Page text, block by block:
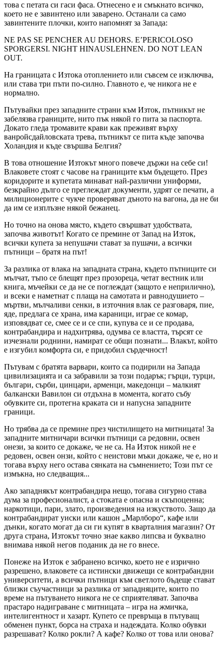
това с петата си гаси фаса. Отнесено е и смъкнато всичко,
което не е завинтено или заварено. Останали са само
завинтените плочки, които напомнят за Запада:
NE PAS SE PENCHER AU DEHORS. E’PERICOLOSO
SPORGERSI. NIGHT HINAUSLEHNEN. DO NOT LEAN
OUT.
На границата с Изтока отоплението или съвсем се изключва,
или става три пъти по-силно. Главното е, че никога не е
нормално.
Пътувайки през западните страни към Изток, пътникът не
забелязва границите, нито пък някой го пита за паспорта.
Докато гледа тромавите крави как преживят върху
ванройсдайловската трева, пътникът се пита къде започва
Холандия и къде свършва Белгия?
В това отношение Изтокът много повече държи на себе си!
Влаковете стоят с часове на границите към бъдещето. През
коридорите и купетата минават най-различни униформи,
безкрайно дълго се преглеждат документи, удрят се печати, а
милиционерите с чукче проверяват дъното на вагона, да не би
да им се изплъзне някой бежанец.
Но точно на онова място, където свършват удобствата,
започва животът! Когато се премине от Запад на Изток,
всички купета за непушачи стават за пушачи, а всички
пътници – братя на път!
За разлика от влака на западната страна, където пътниците си
мълчат, тъпо се блещят през прозореца, четат вестник или
книга, мъчейки се да не се поглеждат (защото е неприлично),
и всеки е наметнат с плаща на самотата и равнодушието –
мъртви, мълчаливи сенки, в източния влак се разговаря, пие,
яде, предлага се храна, има караници, играе се комар,
изповядват се, смее се и се спи, купува се и се продава,
контрабандира и надхитрява, одумва се властта, търсят се
изчезнали роднини, намират се общи познати... Влакът, който
е изгубил комфорта си, е придобил сърдечност!
Пътувам с братята варвари, които са подирили на Запада
цивилизацията и са забравили за този подарък; гърци, турци,
българи, сърби, цинцари, арменци, македонци – малкият
балкански Вавилон си отдъхна в момента, когато събу
обувките си, протегна краката си и напусна западните
граници.
Но трябва да се премине през чистилището на митницата! За
западните митничари всички пътници са редовни, освен
онези, за които се докаже, че не са. На Изток никой не е
редовен, освен онзи, който с неистови мъки докаже, че е, но и
тогава върху него остава сянката на съмнението; Този път се
измъкна, но следващия...
Ако западнякът контрабандира нещо, тогава сигурно става
дума за професионалист, а стоката е опасна и скъпоценна;
наркотици, пари, злато, произведения на изкуството. Защо да
контрабандират уиски или кашон „Марлборо“, кафе или
дънки, когато могат да си ги купят в кварталния магазин? От
друга страна, Изтокът точно знае какво липсва и буквално
внимава някой негов поданик да не го внесе.
Понеже на Изток е забранено всичко, което не е изрично
разрешено, влаковете са истински движещи се контрабандни
университети, а всички пътници към светлото бъдеще стават
близки съучастници за разлика от западняците, които по
време на пътуването никога не се сприятеляват. Започва
прастаро надиграване с митницата – игра на жмичка,
интелигентност и хазарт. Купето се превръща в пътуващ
обменен пункт, борса на страха и надеждата. Колко обувки
разрешават? Колко рокли? А кафе? Колко от това или онова?